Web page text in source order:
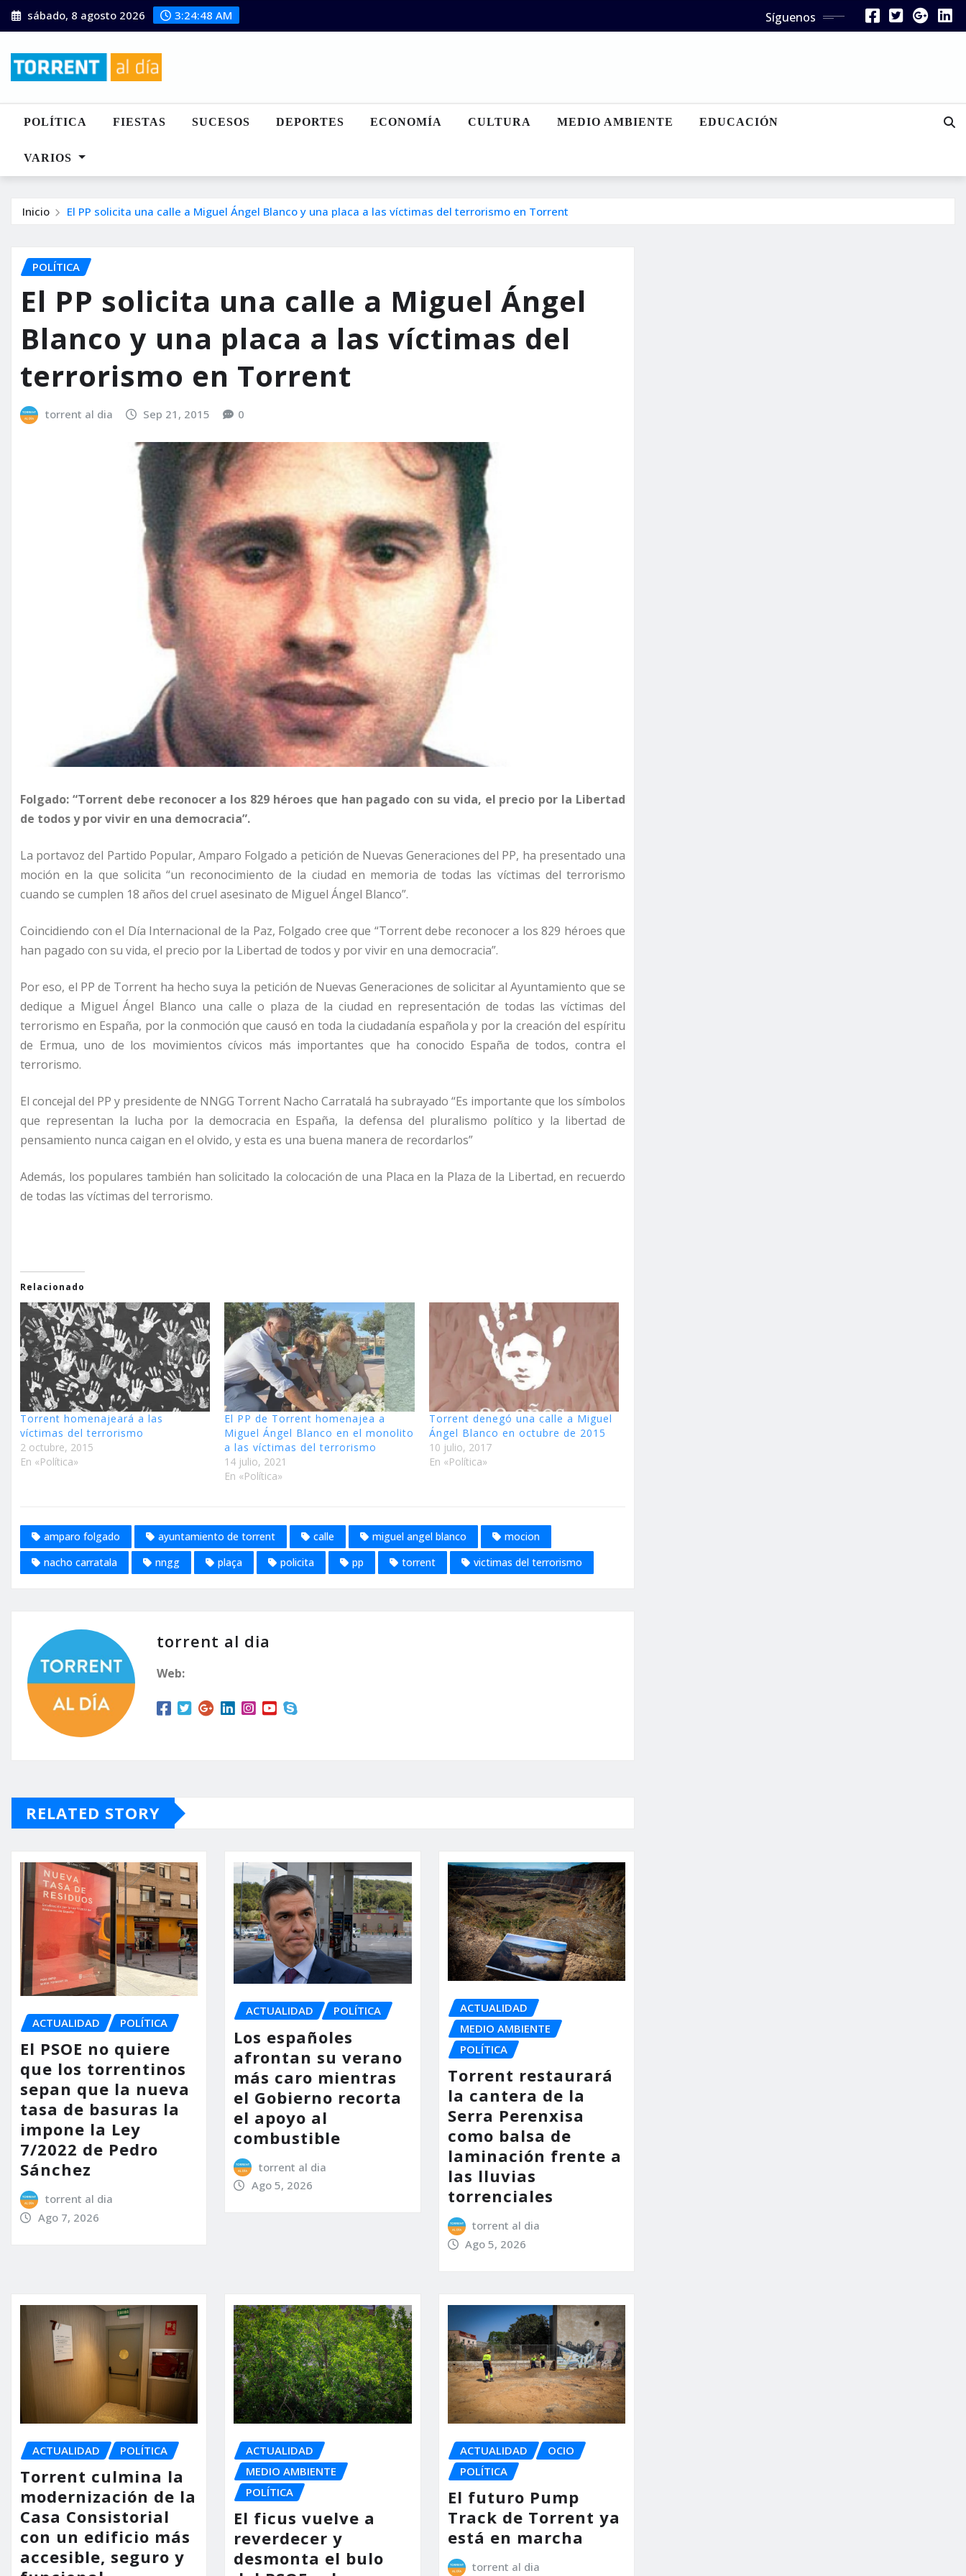
Saltar
al
sábado, 8 agosto 2026 3:24:50 AM Síguenos
POLÍTICA FIESTAS SUCESOS DEPORTES ECONOMÍA CULTURA MEDIO AMBIENTE EDUCACIÓN
VARIOS
Inicio El PP solicita una calle a Miguel Ángel Blanco y una placa a las víctimas del terrorismo en Torrent
POLÍTICA
El PP solicita una calle a Miguel Ángel
Blanco y una placa a las víctimas del
terrorismo en Torrent
torrent al dia Sep 21, 2015 0
Folgado: “Torrent debe reconocer a los 829 héroes que han pagado con su vida, el precio por la Libertad
de todos y por vivir en una democracia”.
La portavoz del Partido Popular, Amparo Folgado a petición de Nuevas Generaciones del PP, ha presentado una
moción en la que solicita “un reconocimiento de la ciudad en memoria de todas las víctimas del terrorismo
cuando se cumplen 18 años del cruel asesinato de Miguel Ángel Blanco”.
Coincidiendo con el Día Internacional de la Paz, Folgado cree que “Torrent debe reconocer a los 829 héroes que
han pagado con su vida, el precio por la Libertad de todos y por vivir en una democracia”.
Por eso, el PP de Torrent ha hecho suya la petición de Nuevas Generaciones de solicitar al Ayuntamiento que se
dedique a Miguel Ángel Blanco una calle o plaza de la ciudad en representación de todas las víctimas del
terrorismo en España, por la conmoción que causó en toda la ciudadanía española y por la creación del espíritu
de Ermua, uno de los movimientos cívicos más importantes que ha conocido España de todos, contra el
terrorismo.
El concejal del PP y presidente de NNGG Torrent Nacho Carratalá ha subrayado “Es importante que los símbolos
que representan la lucha por la democracia en España, la defensa del pluralismo político y la libertad de
pensamiento nunca caigan en el olvido, y esta es una buena manera de recordarlos”
Además, los populares también han solicitado la colocación de una Placa en la Plaza de la Libertad, en recuerdo
de todas las víctimas del terrorismo.
Relacionado
Torrent homenajeará a las
víctimas del terrorismo
2 octubre, 2015
En «Política»
El PP de Torrent homenajea a
Miguel Ángel Blanco en el monolito
a las víctimas del terrorismo
14 julio, 2021
En «Política»
Torrent denegó una calle a Miguel
Ángel Blanco en octubre de 2015
10 julio, 2017
En «Política»
amparo folgado ayuntamiento de torrent calle miguel angel blanco
mocion
nacho carratala
nngg plaça policita pp torrent victimas del terrorismo
torrent al dia
Web:
RELATED STORY
ACTUALIDAD POLÍTICA
El PSOE no quiere
que los torrentinos
sepan que la nueva
tasa de basuras la
impone la Ley
7/2022 de Pedro
Sánchez
torrent al dia
Ago 7, 2026
ACTUALIDAD POLÍTICA
Los españoles
afrontan su verano
más caro mientras
el Gobierno recorta
el apoyo al
combustible
torrent al dia
Ago 5, 2026
ACTUALIDAD
MEDIO AMBIENTE
POLÍTICA
Torrent restaurará
la cantera de la
Serra Perenxisa
como balsa de
laminación frente a
las lluvias
torrenciales
torrent al dia
Ago 5, 2026
ACTUALIDAD POLÍTICA
Torrent culmina la
modernización de la
Casa Consistorial
con un edificio más
accesible, seguro y
ACTUALIDAD
MEDIO AMBIENTE
POLÍTICA
El ficus vuelve a
reverdecer y
desmonta el bulo
ACTUALIDAD
OCIO
POLÍTICA
El futuro Pump
Track de Torrent ya
está en marcha
torrent al dia